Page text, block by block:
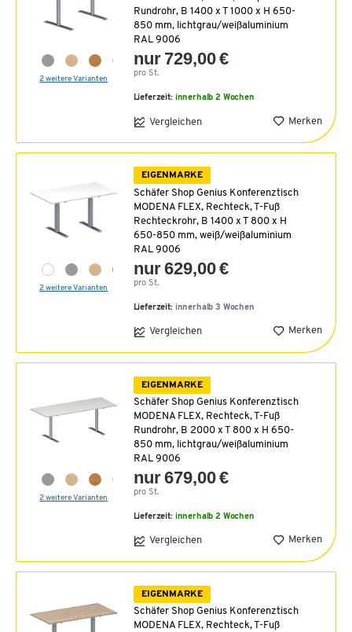
2 weitere Varianten
Rundrohr, B 1400 x T 1000 x H 650-
850 mm, lichtgrau/weißaluminium
RAL 9006
nur 729,00 €
pro St.
Lieferzeit: innerhalb 2 Wochen
Vergleichen Merken
2 weitere Varianten
EIGENMARKE
Schäfer Shop Genius Konferenztisch
MODENA FLEX, Rechteck, T-Fuß
Rechteckrohr, B 1400 x T 800 x H
650-850 mm, weiß/weißaluminium
RAL 9006
nur 629,00 €
pro St.
Lieferzeit: innerhalb 3 Wochen
Vergleichen Merken
2 weitere Varianten
EIGENMARKE
Schäfer Shop Genius Konferenztisch
MODENA FLEX, Rechteck, T-Fuß
Rundrohr, B 2000 x T 800 x H 650-
850 mm, lichtgrau/weißaluminium
RAL 9006
nur 679,00 €
pro St.
Lieferzeit: innerhalb 2 Wochen
Vergleichen Merken
EIGENMARKE
Schäfer Shop Genius Konferenztisch
MODENA FLEX, Rechteck, T-Fuß